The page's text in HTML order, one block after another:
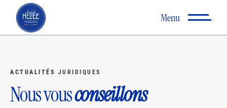
Menu
ACTUALITÉS JURIDIQUES
Nous vousconseillons